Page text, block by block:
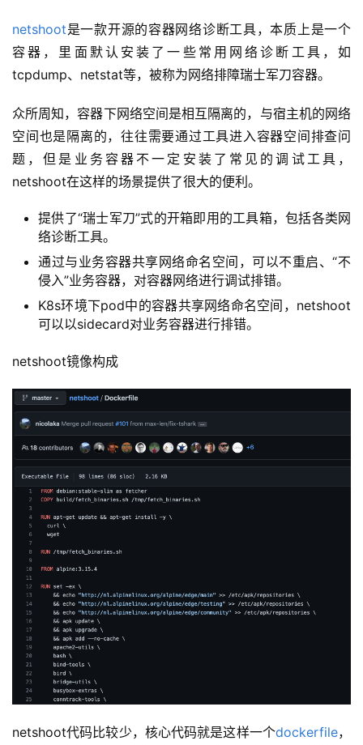
i
u
x
基
础
云
原
生
监
控
志
netshoot是一款开源的容器网络诊断工具，本质上是一个
容器，里面默认安装了一些常用网络诊断工具，如
tcpdump、netstat等，被称为网络排障瑞士军刀容器。
众所周知，容器下网络空间是相互隔离的，与宿主机的网络
空间也是隔离的，往往需要通过工具进入容器空间排查问
题，但是业务容器不一定安装了常见的调试工具，
netshoot在这样的场景提供了很大的便利。
提供了“瑞士军刀”式的开箱即用的工具箱，包括各类网
络诊断工具。
通过与业务容器共享网络命名空间，可以不重启、“不
侵入”业务容器，对容器网络进行调试排错。
K8s环境下pod中的容器共享网络命名空间，netshoot
可以以sidecard对业务容器进行排错。
netshoot镜像构成
netshoot代码比较少，核心代码就是这样一个dockerfile，